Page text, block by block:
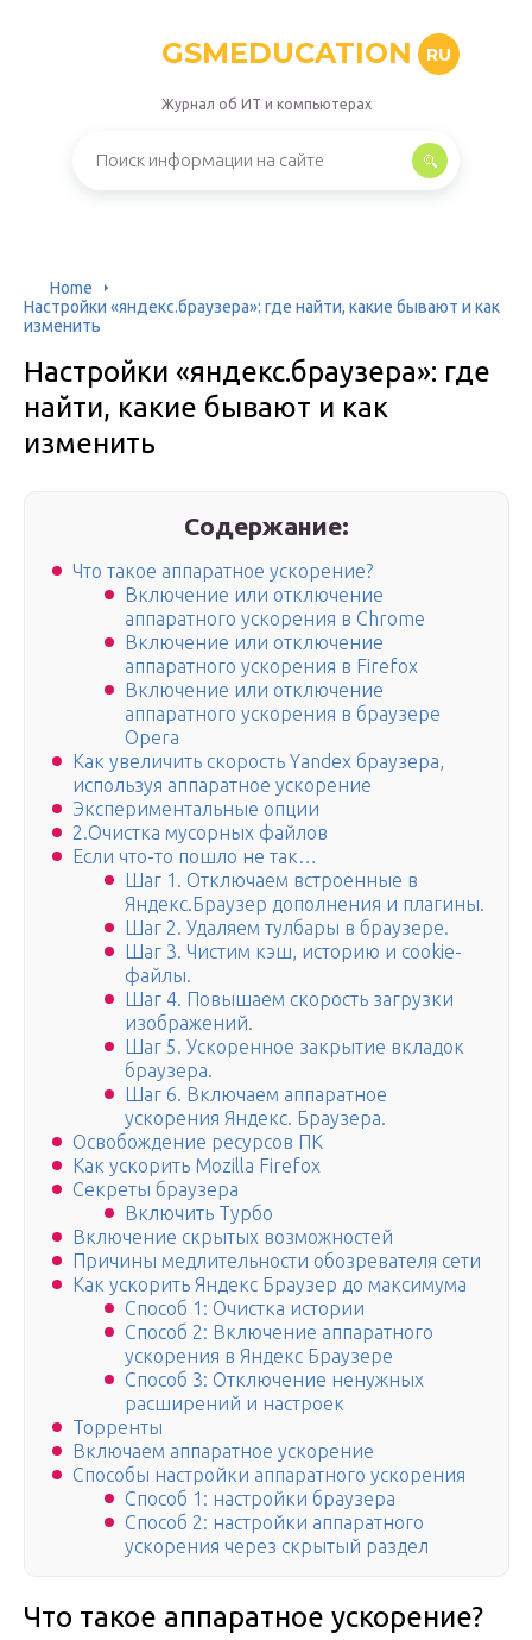
GSMEDUCATION RU
Журнал об ИТ и компьютерах
Home
Настройки «яндекс.браузера»: где найти, какие бывают и как
изменить
Настройки «яндекс.браузера»: где
найти, какие бывают и как
изменить
Содержание:
Что такое аппаратное ускорение?
Включение или отключение
аппаратного ускорения в Chrome
Включение или отключение
аппаратного ускорения в Firefox
Включение или отключение
аппаратного ускорения в браузере
Opera
Как увеличить скорость Yandex браузера,
используя аппаратное ускорение
Экспериментальные опции
2.Очистка мусорных файлов
Если что-то пошло не так…
Шаг 1. Отключаем встроенные в
Яндекс.Браузер дополнения и плагины.
Шаг 2. Удаляем тулбары в браузере.
Шаг 3. Чистим кэш, историю и cookie-
файлы.
Шаг 4. Повышаем скорость загрузки
изображений.
Шаг 5. Ускоренное закрытие вкладок
браузера.
Шаг 6. Включаем аппаратное
ускорения Яндекс. Браузера.
Освобождение ресурсов ПК
Как ускорить Mozilla Firefox
Секреты браузера
Включить Турбо
Включение скрытых возможностей
Причины медлительности обозревателя сети
Как ускорить Яндекс Браузер до максимума
Способ 1: Очистка истории
Способ 2: Включение аппаратного
ускорения в Яндекс Браузере
Способ 3: Отключение ненужных
расширений и настроек
Торренты
Включаем аппаратное ускорение
Способы настройки аппаратного ускорения
Способ 1: настройки браузера
Способ 2: настройки аппаратного
ускорения через скрытый раздел
Что такое аппаратное ускорение?